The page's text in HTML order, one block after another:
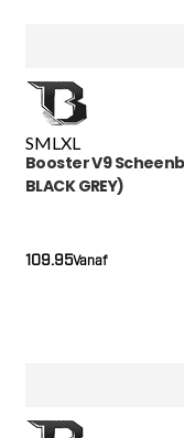
SML XL
Booster V9
BLACK GREY)
Vanaf
109.95